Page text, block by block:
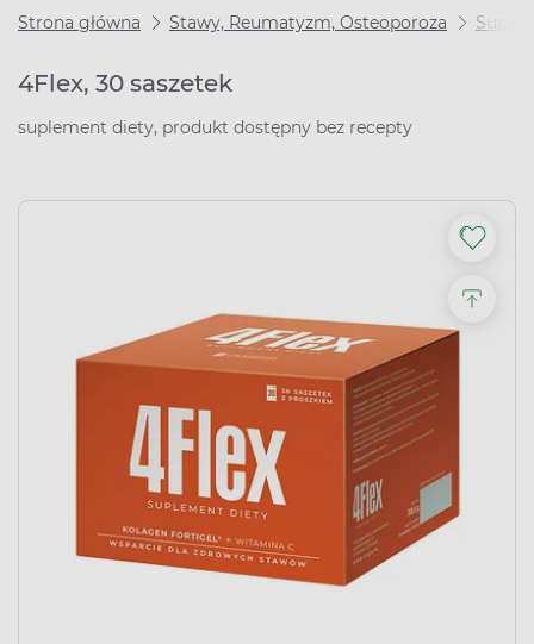
Strona główna Stawy, Reumatyzm, Osteoporoza
4Flex, 30 saszetek
suplement diety, produkt dostępny bez recepty